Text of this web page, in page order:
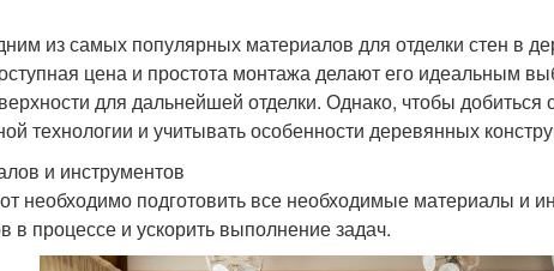
из самых популярных материалов для отделки стен в
цена и простота монтажа делают его идеальным
для дальнейшей отделки. Однако, чтобы добиться
технологии и учитывать особенности деревянных
и инструментов
необходимо подготовить все необходимые материалы и
в процессе и ускорить выполнение задач.